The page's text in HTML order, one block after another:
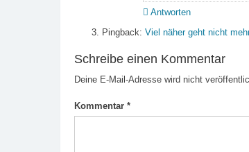
Antworten
Pingback: Viel näher geht nicht
Schreibe einen Kommentar
Deine E-Mail-Adresse wird nicht
Kommentar *